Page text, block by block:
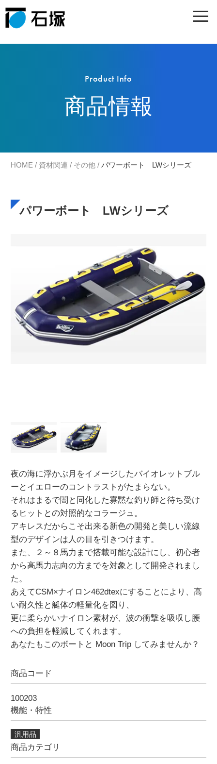
Product Info
商品情報
HOME / 資材関連 / その他 /パワーボート LWシリーズ
パワーボート LWシリーズ
夜の海に浮かぶ月をイメージしたバイオレットブル
ーとイエローのコントラストがたまらない。
それはまるで闇と同化した寡黙な釣り師と待ち受け
るヒットとの対照的なコラージュ。
アキレスだからこそ出来る新色の開発と美しい流線
型のデザインは人の目を引きつけます。
また、２～８馬力まで搭載可能な設計にし、初心者
から高馬力志向の方までを対象として開発されまし
た。
あえてCSM×ナイロン462dtexにすることにより、高
い耐久性と艇体の軽量化を図り、
更に柔らかいナイロン素材が、波の衝撃を吸収し腰
への負担を軽減してくれます。
あなたもこのボートと Moon Trip してみませんか？
商品コード
100203
機能・特性
汎用品
商品カテゴリ